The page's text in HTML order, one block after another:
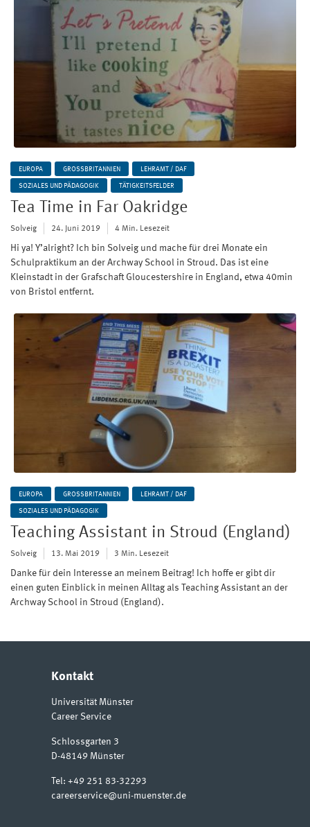
EUROPA GROSSBRITANNIEN LEHRAMT / DAF
SOZIALES UND PÄDAGOGIK TÄTIGKEITSFELDER
Tea Time in Far Oakridge
Solveig 24. Juni 2019 4 Min. Lesezeit
Hi ya! Y’alright? Ich bin Solveig und mache für drei Monate ein
Schulpraktikum an der Archway School in Stroud. Das ist eine
Kleinstadt in der Grafschaft Gloucestershire in England, etwa 40min
von Bristol entfernt.
EUROPA GROSSBRITANNIEN LEHRAMT / DAF
SOZIALES UND PÄDAGOGIK
Teaching Assistant in Stroud (England)
Solveig 13. Mai 2019 3 Min. Lesezeit
Danke für dein Interesse an meinem Beitrag! Ich hoffe er gibt dir
einen guten Einblick in meinen Alltag als Teaching Assistant an der
Archway School in Stroud (England).
Kontakt
Universität Münster
Career Service
Schlossgarten 3
D-48149 Münster
Tel: +49 251 83-32293
careerservice@uni-muenster.de